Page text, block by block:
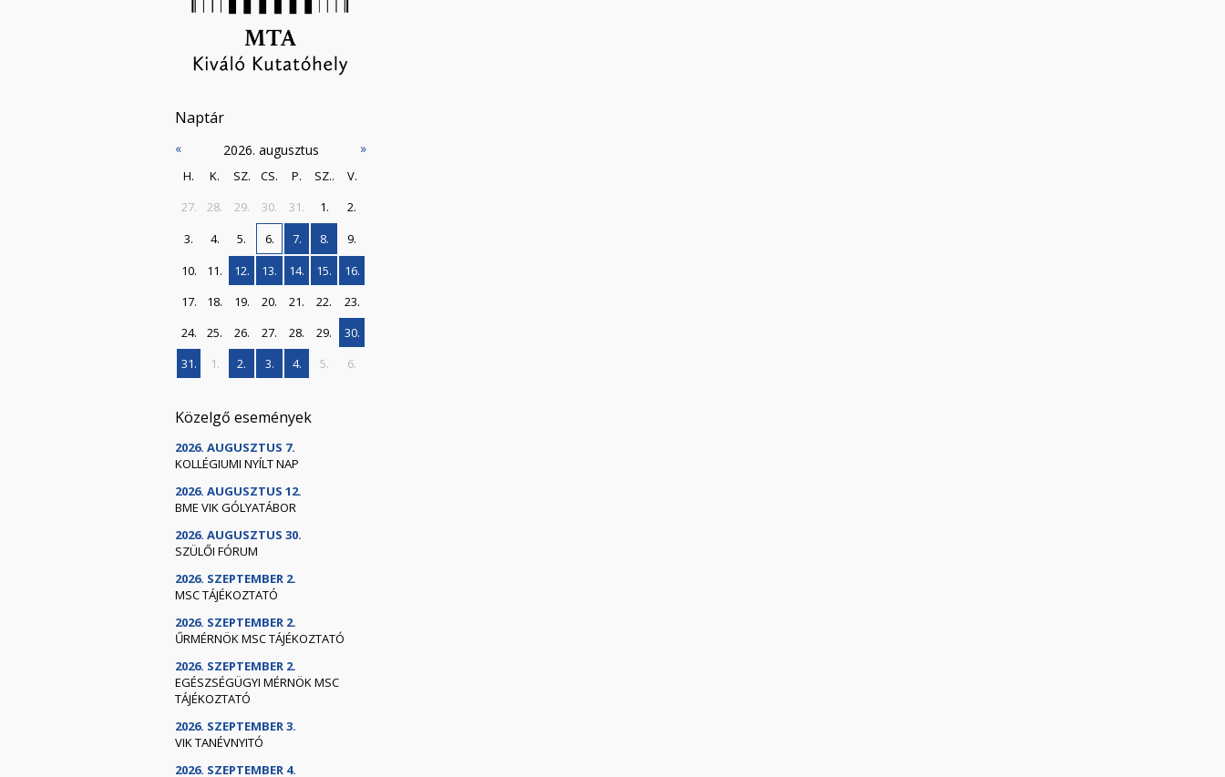
Naptár
« 2026. augusztus »
H. K. SZ. CS. P. SZ..
V.
27.
28. 29. 30. 31. 1.
2.
3.
4. 5. 6. 7. 8.
9.
10.
11. 12. 13. 14. 15.
16.
17.
18. 19. 20. 21. 22.
23.
24.
25. 26. 27. 28. 29.
30.
31.
1. 2. 3. 4. 5. 6.
Közelgő események
2026. AUGUSZTUS 7.
KOLLÉGIUMI NYÍLT NAP
2026. AUGUSZTUS 12.
BME VIK GÓLYATÁBOR
2026. AUGUSZTUS 30.
SZÜLŐI FÓRUM
2026. SZEPTEMBER 2.
MSC TÁJÉKOZTATÓ
2026. SZEPTEMBER 2.
ŰRMÉRNÖK MSC TÁJÉKOZTATÓ
2026. SZEPTEMBER 2.
EGÉSZSÉGÜGYI MÉRNÖK MSC
TÁJÉKOZTATÓ
2026. SZEPTEMBER 3.
VIK TANÉVNYITÓ
2026. SZEPTEMBER 4.